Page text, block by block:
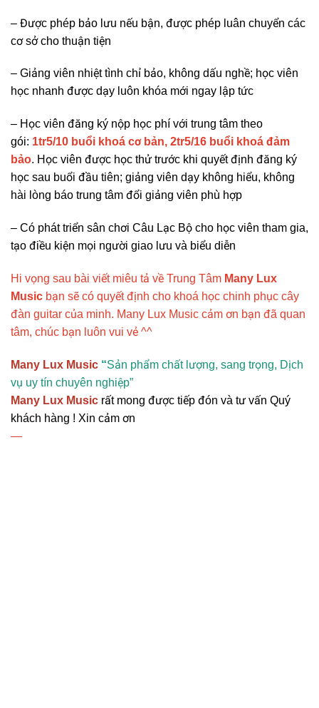
– Được phép bảo lưu nếu bận, được phép luân chuyển các
cơ sở cho thuận tiện
– Giảng viên nhiệt tình chỉ bảo, không dấu nghề; học viên
học nhanh được dạy luôn khóa mới ngay lập tức
– Học viên đăng ký nộp học phí với trung tâm theo
gói: 1tr5/10 buổi khoá cơ bản, 2tr5/16 buổi khoá đảm
bảo. Học viên được học thử trước khi quyết định đăng ký
học sau buổi đầu tiên; giảng viên dạy không hiểu, không
hài lòng báo trung tâm đổi giảng viên phù hợp
– Có phát triển sân chơi Câu Lạc Bộ cho học viên tham gia,
tạo điều kiện mọi người giao lưu và biểu diễn
Hi vọng sau bài viết miêu tả về Trung Tâm Many Lux
Music bạn sẽ có quyết định cho khoá học chinh phục cây
đàn guitar của minh. Many Lux Music cảm ơn bạn đã quan
tâm, chúc bạn luôn vui vẻ ^^
Many Lux Music “Sản phẩm chất lượng, sang trọng, Dịch
vụ uy tín chuyên nghiệp”
Many Lux Music rất mong được tiếp đón và tư vấn Quý
khách hàng ! Xin cảm ơn
—